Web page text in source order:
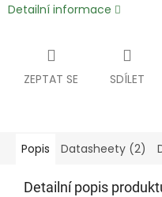
Detailní informace
ZEPTAT SE SDÍLET
Popis Datasheety (2)
Detailní popis